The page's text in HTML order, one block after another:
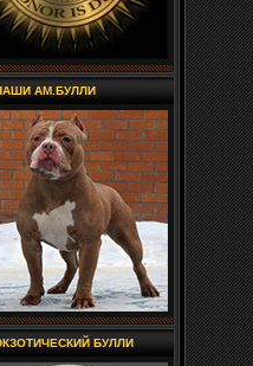
АМ.БУЛЛИ
БУЛЛИ